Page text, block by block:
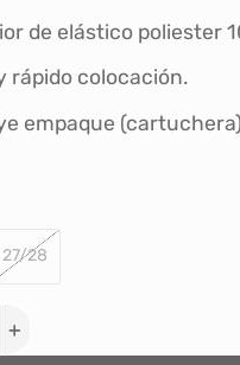
de elástico poliester
rápido colocación.
empaque
27/28
WINNER SPORT